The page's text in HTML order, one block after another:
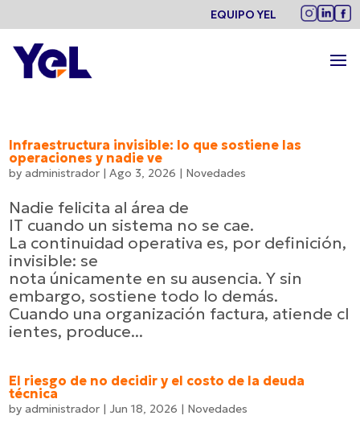
EQUIPO YEL
Infraestructura invisible: lo que sostiene las
operaciones y nadie ve
by administrador |Ago 3, 2026 | Novedades
Nadie felicita al área de
IT cuando un sistema no se cae.
La continuidad operativa es, por definición,
invisible: se
nota únicamente en su ausencia. Y sin
embargo, sostiene todo lo demás.
Cuando una organización factura, atiende cl
ientes, produce...
El riesgo de no decidir y el costo de la deuda
técnica
by administrador | Jun 18, 2026 | Novedades